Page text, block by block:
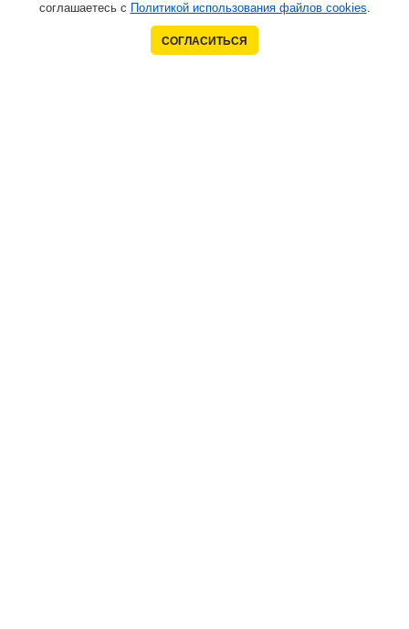
соглашаетесь с Политикой использования файлов cookies.
СОГЛАСИТЬСЯ